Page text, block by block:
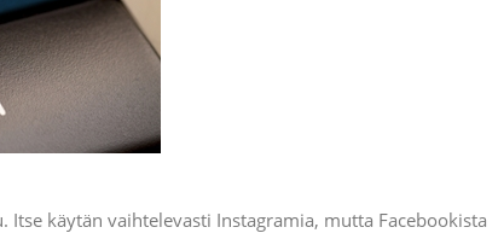
käytän vaihtelevasti Instagramia, mutta Facebookista